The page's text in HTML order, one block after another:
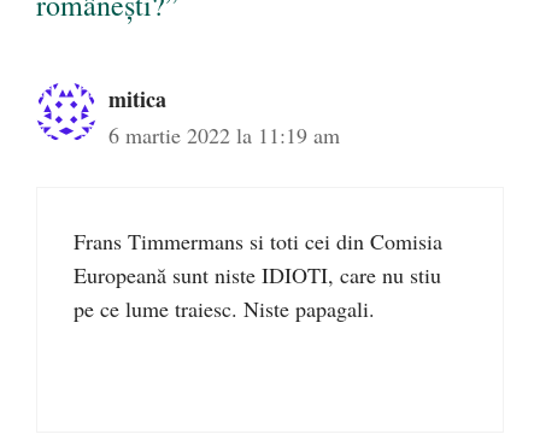
mitica
6 martie 2022 la 11:19 am
Frans Timmermans si toti cei din Comisia
Europeană sunt niste IDIOTI, care nu stiu
pe ce lume traiesc. Niste papagali.